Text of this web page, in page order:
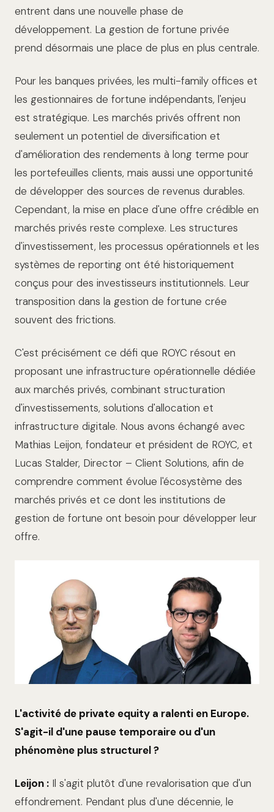
entrent dans une nouvelle phase de
développement. La gestion de fortune privée
prend désormais une place de plus en plus centrale.
Pour les banques privées, les multi-family offices et
les gestionnaires de fortune indépendants, l'enjeu
est stratégique. Les marchés privés offrent non
seulement un potentiel de diversification et
d'amélioration des rendements à long terme pour
les portefeuilles clients, mais aussi une opportunité
de développer des sources de revenus durables.
Cependant, la mise en place d'une offre crédible en
marchés privés reste complexe. Les structures
d'investissement, les processus opérationnels et les
systèmes de reporting ont été historiquement
conçus pour des investisseurs institutionnels. Leur
transposition dans la gestion de fortune crée
souvent des frictions.
C'est précisément ce défi que ROYC résout en
proposant une infrastructure opérationnelle dédiée
aux marchés privés, combinant structuration
d'investissements, solutions d'allocation et
infrastructure digitale. Nous avons échangé avec
Mathias Leijon, fondateur et président de ROYC, et
Lucas Stalder, Director – Client Solutions, afin de
comprendre comment évolue l'écosystème des
marchés privés et ce dont les institutions de
gestion de fortune ont besoin pour développer leur
offre.
L'activité de private equity a ralenti en Europe.
S'agit-il d'une pause temporaire ou d'un
phénomène plus structurel ?
Leijon : Il s'agit plutôt d'une revalorisation que d'un
effondrement. Pendant plus d'une décennie, le